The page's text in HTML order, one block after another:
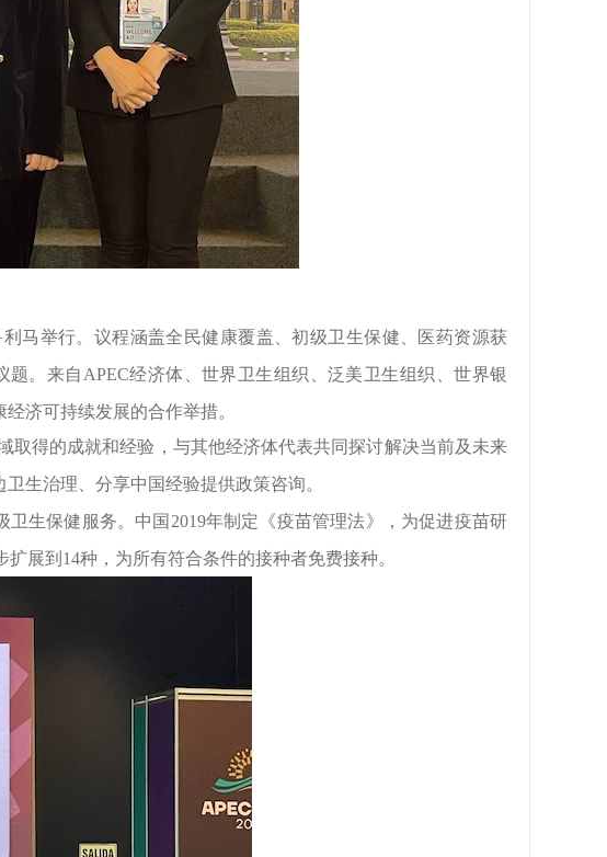
马举行。 议程涵盖全民健康覆盖、初级卫生保健、医药资源获
题。来自 APEC经济体、世界卫生组织、泛美卫生组织、世界银
济可持续发展的合作举措。
取得的成就和经验，与其他经济体代表共同探讨解决当前及未来
生治理、分享中国经验提供政策咨询。
卫生保健服务。中国 2019年制定 《疫苗管理法》，为促进疫苗研
展到14种，为所有符合条件的接种者免费接种。